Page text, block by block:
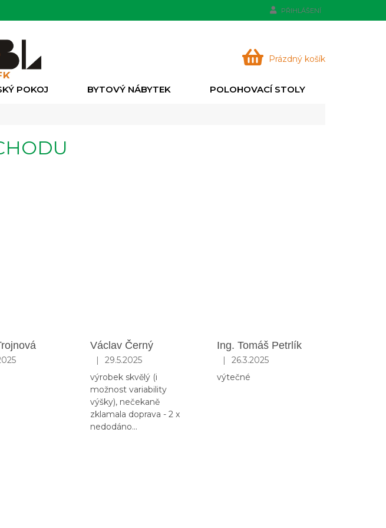
PŘIHLÁŠENÍ
NÁKUPNÍ
Prázdný košík
POKOJ BYTOVÝ NÁBYTEK POLOHOVACÍ STOLY
obchodu je 5 z 5 hvězdiček.
Václav Černý
Hodnocení obchodu je 5 z 5 hvězdiček.
|
29.5.2025
výrobek skvělý (i
možnost variability
výšky), nečekaně
zklamala doprava - 2 x
nedodáno...
Ing. Tomáš Petrlík
Hodnocení obchodu je 5 z 5 hvězdiček.
|
26.3.2025
výtečné